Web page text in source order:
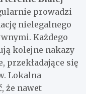
prowadzi
nielegalnego
Każdego
kolejne nakazy
przekładające się
Lokalna
że nawet